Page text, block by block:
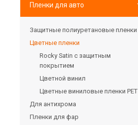
Пленки для авто
Защитные полиуретановые пленки
Цветные пленки
Rocky Satin с защитным
покрытием
Цветной винил
Цветные виниловые пленки PET
Для антихрома
Пленки для фар